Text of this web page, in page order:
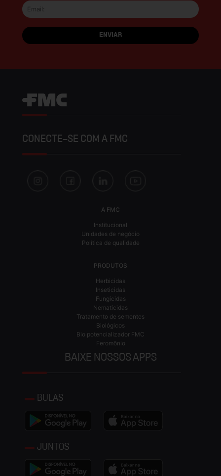
CONECTE-SE COM A FMC
A FMC
Institucional
Unidades de negócio
Política de qualidade
PRODUTOS
Herbicidas
Inseticidas
Fungicidas
Nematicidas
Tratamento de sementes
Biológicos
Bio potencializador FMC
Feromônio
BAIXE NOSSOS APPS
BULAS
JUNTOS